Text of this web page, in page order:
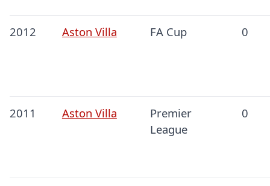
2012 Aston Villa FA Cup 0
2011 Aston Villa
Premier
League
0